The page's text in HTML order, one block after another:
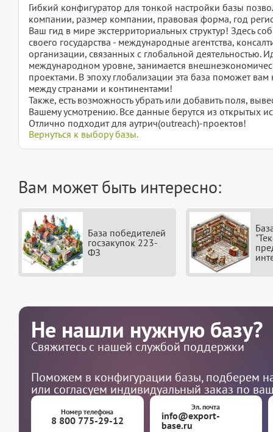
Гибкий конфигуратор для тонкой настройки базы
компании, размер компании, правовая форма, год
Ваш гид в мире экстерриториальных структур! Здесь
своего государства - международные агентства,
организации, связанных с глобальной деятельностью.
международном уровне, занимается
проектами. В эпоху глобализации эта база поможет
между странами и континентами!
Также, есть возможность убрать или добавить поля,
Вашему усмотрению. Все данные берутся из открытых
Отлично подходит для аутрич(outreach)-проектов!
Вернуться к выбору базы.
Вам может быть интересно:
База победителей
госзакупок 223-
ФЗ
Не нашли нужную базу?
Свяжитесь с нашей службой поддержки
Поможем в конфигурации базы, подберем
или согласуем индивидуальный заказ по
Номер телефона
8 800 775-29-12
Эл. почта
info@export-
base.ru